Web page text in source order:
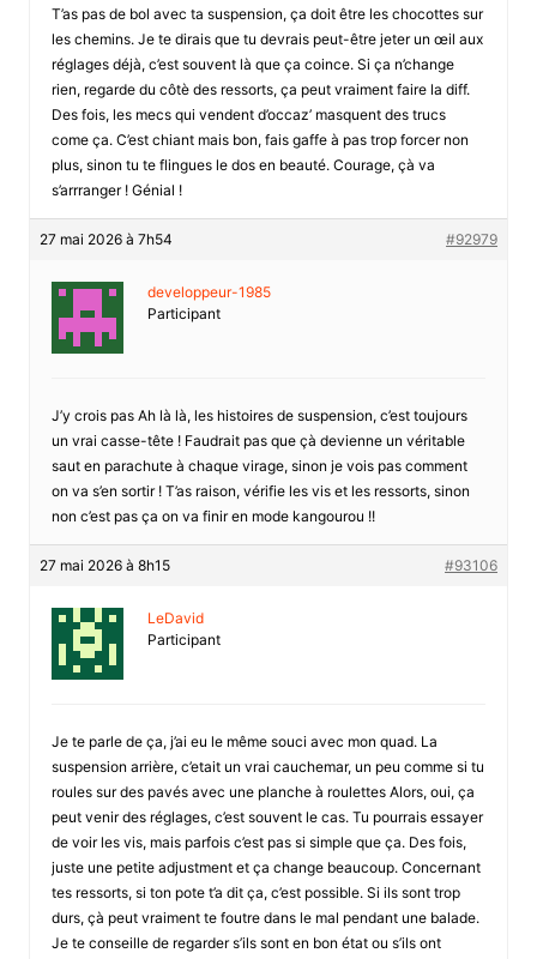
T’as pas de bol avec ta suspension, ça doit être les chocottes sur
les chemins. Je te dirais que tu devrais peut-être jeter un œil aux
réglages déjà, c’est souvent là que ça coince. Si ça n’change
rien, regarde du côtè des ressorts, ça peut vraiment faire la diff.
Des fois, les mecs qui vendent d’occaz’ masquent des trucs
come ça. C’est chiant mais bon, fais gaffe à pas trop forcer non
plus, sinon tu te flingues le dos en beauté. Courage, çà va
s’arrranger ! Génial !
27 mai 2026 à 7h54 #92979
developpeur-1985
Participant
J’y crois pas Ah là là, les histoires de suspension, c’est toujours
un vrai casse-tête ! Faudrait pas que çà devienne un véritable
saut en parachute à chaque virage, sinon je vois pas comment
on va s’en sortir ! T’as raison, vérifie les vis et les ressorts, sinon
non c’est pas ça on va finir en mode kangourou !!
27 mai 2026 à 8h15 #93106
LeDavid
Participant
Je te parle de ça, j’ai eu le même souci avec mon quad. La
suspension arrière, c’etait un vrai cauchemar, un peu comme si tu
roules sur des pavés avec une planche à roulettes Alors, oui, ça
peut venir des réglages, c’est souvent le cas. Tu pourrais essayer
de voir les vis, mais parfois c’est pas si simple que ça. Des fois,
juste une petite adjustment et ça change beaucoup. Concernant
tes ressorts, si ton pote t’a dit ça, c’est possible. Si ils sont trop
durs, çà peut vraiment te foutre dans le mal pendant une balade.
Je te conseille de regarder s’ils sont en bon état ou s’ils ont